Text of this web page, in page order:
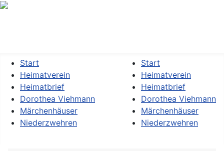
Start
Heimatverein
Heimatbrief
Dorothea Viehmann
Märchenhäuser
Niederzwehren
Start
Heimatverein
Heimatbrief
Dorothea Viehmann
Märchenhäuser
Niederzwehren